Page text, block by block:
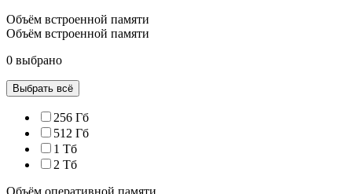
Объём встроенной памяти
Объём встроенной памяти
0 выбрано
Выбрать всё
256 Гб
512 Гб
1 Тб
2 Тб
Объём оперативной памяти